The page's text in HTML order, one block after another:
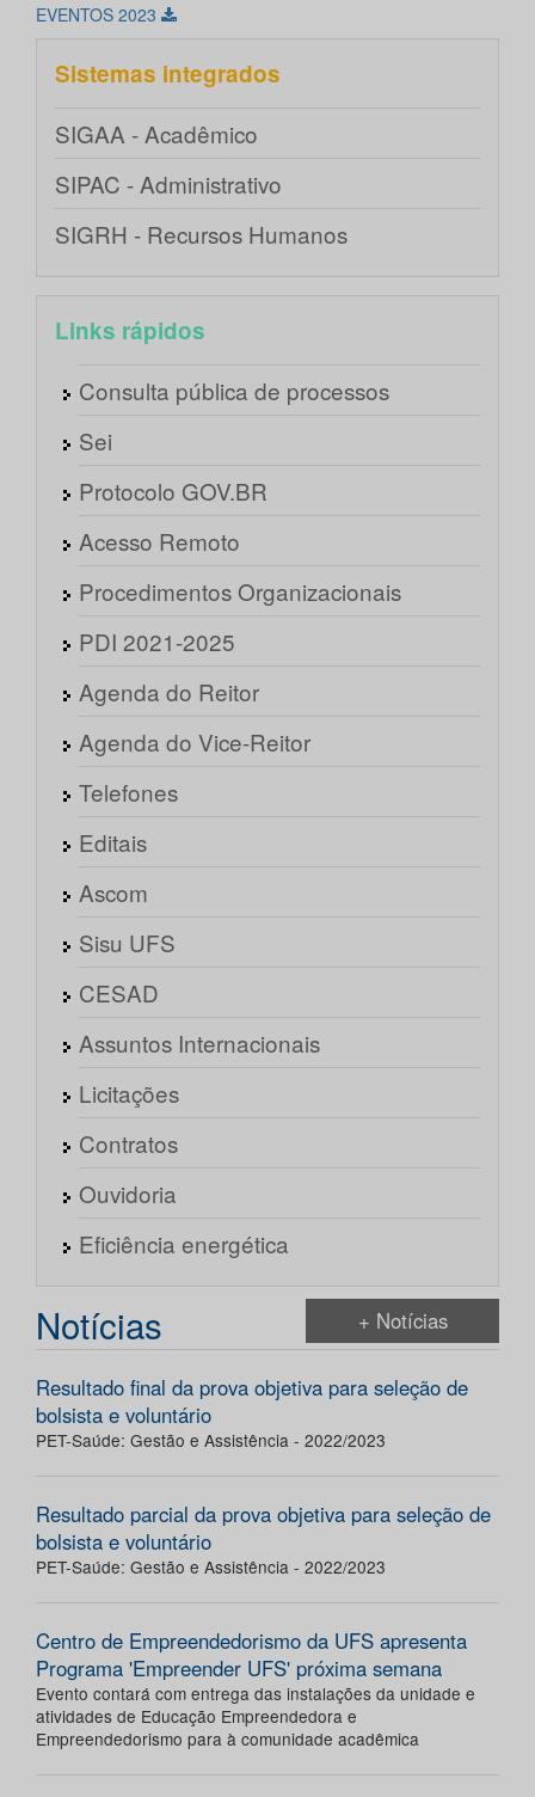
EVENTOS 2023
Sistemas integrados
SIGAA - Acadêmico
SIPAC - Administrativo
SIGRH - Recursos Humanos
Links rápidos
Consulta pública de processos
Sei
Protocolo GOV.BR
Acesso Remoto
Procedimentos Organizacionais
PDI 2021-2025
Agenda do Reitor
Agenda do Vice-Reitor
Telefones
Editais
Ascom
Sisu UFS
CESAD
Assuntos Internacionais
Licitações
Contratos
Ouvidoria
Eficiência energética
Notícias + Notícias
Resultado final da prova objetiva para seleção de
bolsista e voluntário
PET-Saúde: Gestão e Assistência - 2022/2023
Resultado parcial da prova objetiva para seleção de
bolsista e voluntário
PET-Saúde: Gestão e Assistência - 2022/2023
Centro de Empreendedorismo da UFS apresenta
Programa 'Empreender UFS' próxima semana
Evento contará com entrega das instalações da unidade e
atividades de Educação Empreendedora e
Empreendedorismo para à comunidade acadêmica